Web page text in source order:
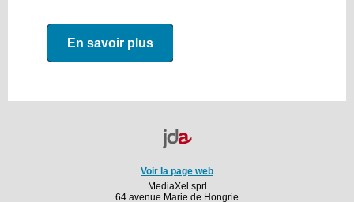
En savoir plus
Voir la page web
MediaXel sprl
64 avenue Marie de Hongrie